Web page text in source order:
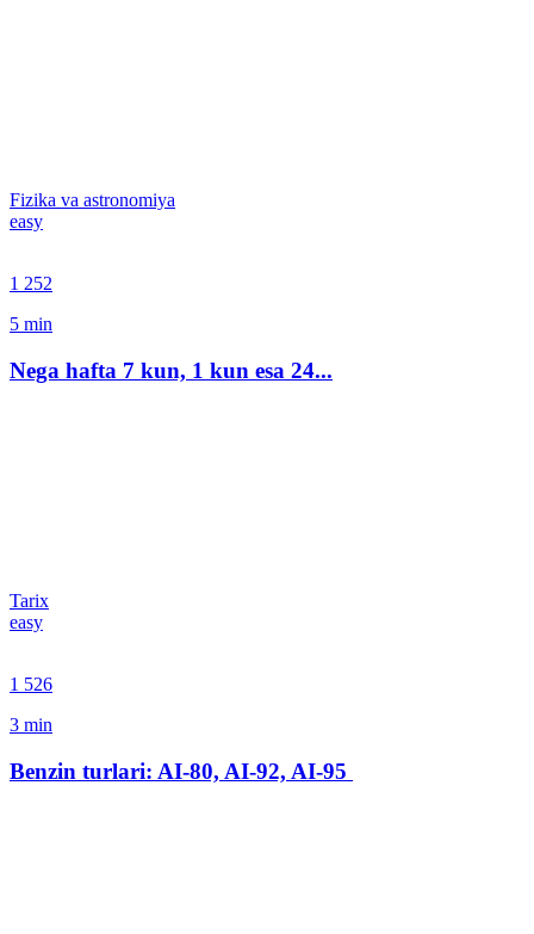
Fizika va astronomiya
easy
1 252
5 min
Nega hafta 7 kun, 1 kun esa 24...
Tarix
easy
1 526
3 min
Benzin turlari: AI-80, AI-92, AI-95